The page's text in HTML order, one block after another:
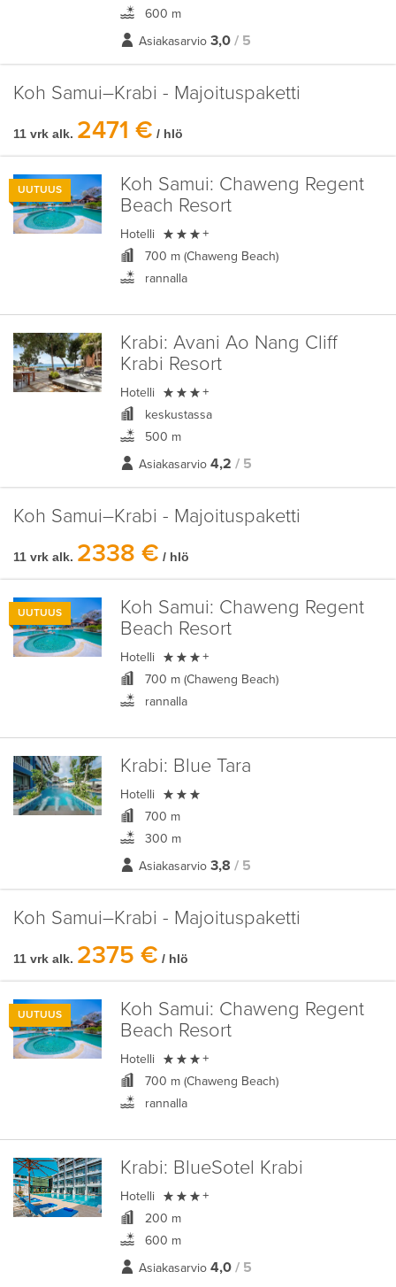
600 m
Asiakasarvio 3,0 / 5
Koh Samui–Krabi - Majoituspaketti
11 vrk alk. 2471 € / hlö
UUTUUS Koh Samui: Chaweng Regent
Beach Resort
Hotelli  +
700 m (Chaweng Beach)
rannalla
Krabi: Avani Ao Nang Cliff
Krabi Resort
Hotelli  +
keskustassa
500 m
Asiakasarvio 4,2 / 5
Koh Samui–Krabi - Majoituspaketti
11 vrk alk. 2338 € / hlö
UUTUUS Koh Samui: Chaweng Regent
Beach Resort
Hotelli  +
700 m (Chaweng Beach)
rannalla
Krabi: Blue Tara
Hotelli 
700 m
300 m
Asiakasarvio 3,8 / 5
Koh Samui–Krabi - Majoituspaketti
11 vrk alk. 2375 € / hlö
UUTUUS Koh Samui: Chaweng Regent
Beach Resort
Hotelli  +
700 m (Chaweng Beach)
rannalla
Krabi: BlueSotel Krabi
Hotelli  +
200 m
600 m
Asiakasarvio 4,0 / 5